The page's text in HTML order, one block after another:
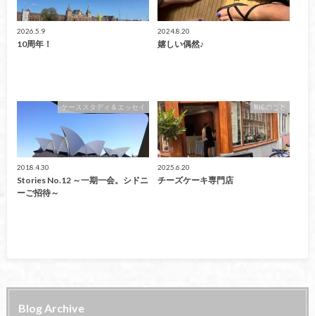
2026.5.9
10周年！
2024.8.20
嬉しい偶然♪
ケーススタディ＆エッセイ
2018.4.30
Stories No.12 ～一期一会。シドニ
ーご招待～
RIEのこと
2025.6.20
チーズケーキ専門店
Blog Archive